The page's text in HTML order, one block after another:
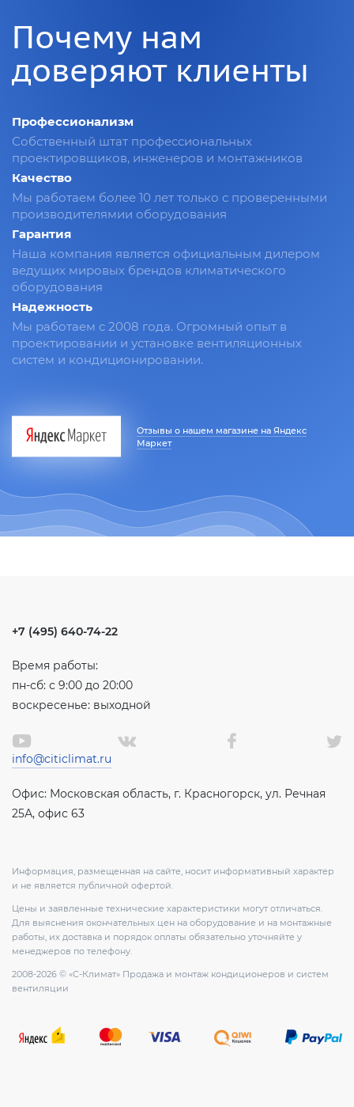
Почему нам
доверяют клиенты
Профессионализм
Собственный штат профессиональных
проектировщиков, инженеров и монтажников
Качество
Мы работаем более 10 лет только с проверенными
производителямии оборудования
Гарантия
Наша компания является официальным дилером
ведущих мировых брендов климатического
оборудования
Надежность
Мы работаем с 2008 года. Огромный опыт в
проектировании и установке вентиляционных
систем и кондиционировании.
Отзывы о нашем магазине на Яндекс
Маркет
+7 (495) 640-74-22
Время работы:
пн-сб: с 9:00 до 20:00
воскресенье: выходной
info@citiclimat.ru
Офис: Московская область, г. Красногорск, ул. Речная
25А, офис 63
Информация, размещенная на сайте, носит информативный характер
и не является публичной офертой.
Цены и заявленные технические характеристики могут отличаться.
Для выяснения окончательных цен на оборудование и на монтажные
работы, их доставка и порядок оплаты обязательно уточняйте у
менеджеров по телефону.
2008-2026 © «С-Климат» Продажа и монтаж кондиционеров и систем
вентиляции